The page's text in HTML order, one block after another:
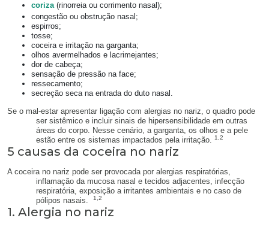
coriza(rinorreia ou corrimento nasal);
congestão ou obstrução nasal;
espirros;
tosse;
coceira e irritação na garganta;
olhos avermelhados e lacrimejantes;
dor de cabeça;
sensação de pressão na face;
ressecamento;
secreção seca na entrada do duto nasal.
Se o mal-estar apresentar ligação com alergias no nariz, o quadro pode
ser sistêmico e incluir sinais de hipersensibilidade em outras
áreas do corpo. Nesse cenário, a garganta, os olhos e a pele
estão entre os sistemas impactados pela irritação.
1,2
5 causas da coceira no nariz
A coceira no nariz pode ser provocada por alergias respiratórias,
inflamação da mucosa nasal e tecidos adjacentes, infecção
respiratória, exposição a irritantes ambientais e no caso de
pólipos nasais.
1,2
1. Alergia no nariz